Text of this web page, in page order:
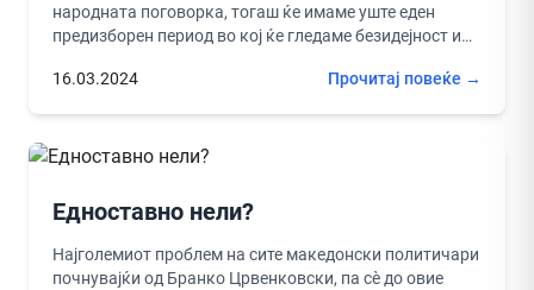
народната поговорка, тогаш ќе имаме уште еден
предизборен период во кој ќе гледаме безидејност и
16.03.2024
Прочитај повеќе →
Едноставно нели?
Најголемиот проблем на сите македонски политичари
почнувајќи од Бранко Црвенковски, па сѐ до овие